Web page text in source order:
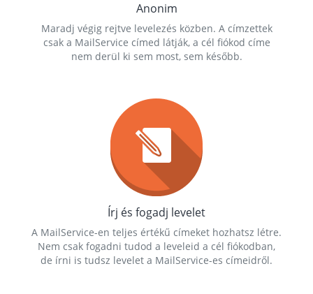
Anonim
Maradj végig rejtve levelezés közben. A címzettek
csak a MailService címed látják, a cél fiókod címe
nem derül ki sem most, sem később.
Írj és fogadj levelet
A MailService-en teljes értékű címeket hozhatsz létre.
Nem csak fogadni tudod a leveleid a cél fiókodban,
de írni is tudsz levelet a MailService-es címeidről.